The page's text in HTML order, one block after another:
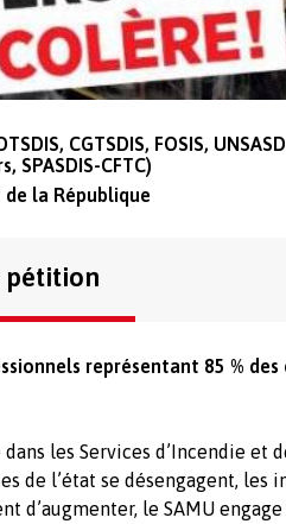
CGTSDIS, FOSIS,
SPASDIS-CFTC)
la République
pétition
représentant 85 %
les Services d’Incendie et
de l’état se désengagent, les
d’augmenter, le SAMU